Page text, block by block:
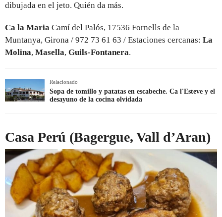
dibujada en el jeto. Quién da más.
Ca la Maria Camí del Palós, 17536 Fornells de la
Muntanya, Girona / 972 73 61 63 / Estaciones cercanas: La
Molina, Masella, Guils-Fontanera.
Relacionado
Sopa de tomillo y patatas en escabeche. Ca l'Esteve y el
desayuno de la cocina olvidada
Casa Perú (Bagergue, Vall d’Aran)